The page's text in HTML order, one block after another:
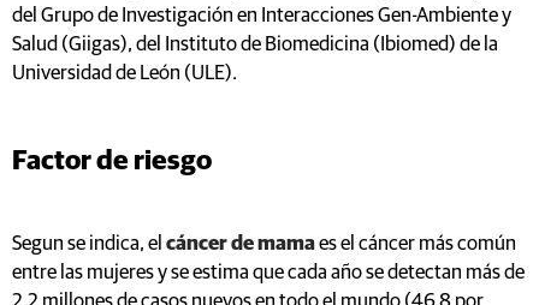
del Grupo de Investigación en Interacciones Gen-Ambiente y
Salud (Giigas), del Instituto de Biomedicina (Ibiomed) de la
Universidad de León (ULE).
Factor de riesgo
Segun se indica, el cáncer de mamaes el cáncer más común
entre las mujeres y se estima que cada año se detectan más de